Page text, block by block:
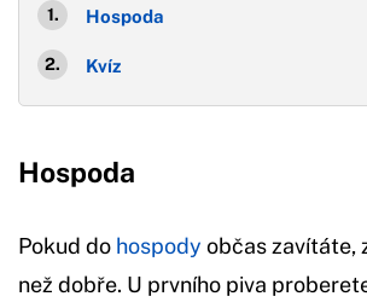
Hospoda
Kvíz
Hospoda
Pokud do hospody občas zavítáte,
než dobře. U prvního piva